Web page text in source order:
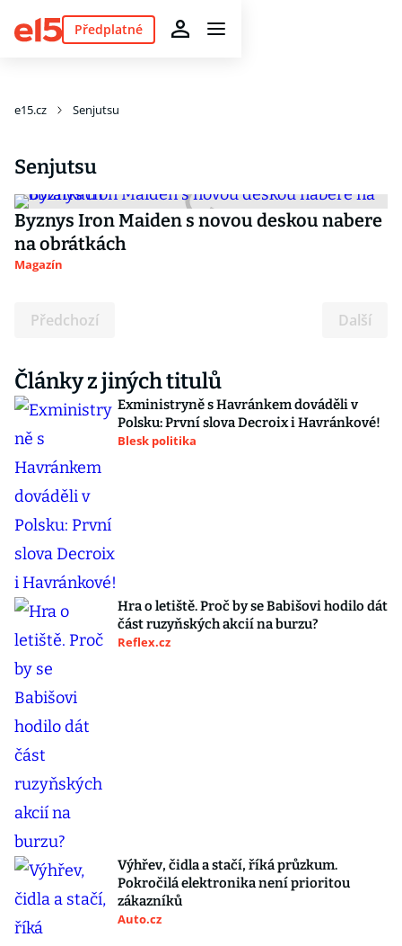
Předplatné
e15.cz Senjutsu
Senjutsu
Byznys Iron Maiden s novou deskou nabere
na obrátkách
Magazín
Předchozí Další
Články z jiných titulů
Exministryně s Havránkem dováděli v
Polsku: První slova Decroix i Havránkové!
Blesk politika
Hra o letiště. Proč by se Babišovi hodilo dát
část ruzyňských akcií na burzu?
Reflex.cz
Výhřev, čidla a stačí, říká průzkum.
Pokročilá elektronika není prioritou
zákazníků
Auto.cz